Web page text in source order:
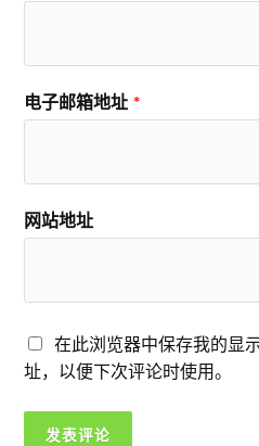
电子邮箱地址 *
网站地址
在此浏览器中保存我的显
址，以便下次评论时使用。